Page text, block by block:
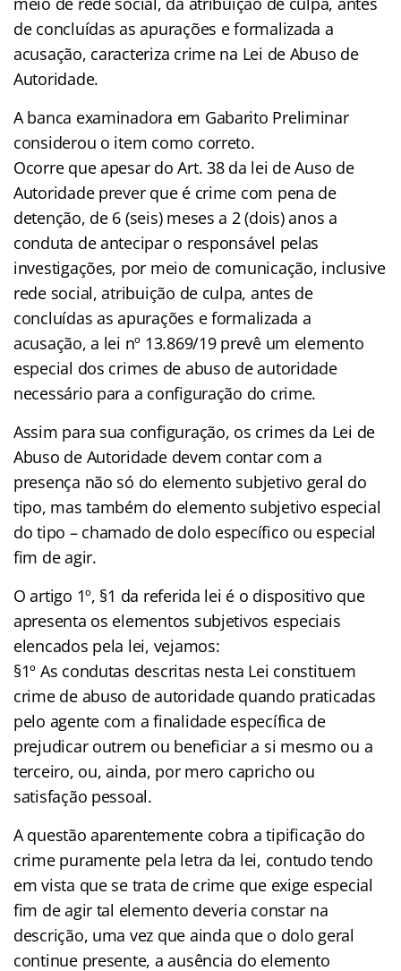
de concluídas as apurações e formalizada a
acusação, caracteriza crime na Lei de Abuso de
Autoridade.
A banca examinadora em Gabarito Preliminar
considerou o item como correto.
Ocorre que apesar do Art. 38 da lei de Auso de
Autoridade prever que é crime com pena de
detenção, de 6 (seis) meses a 2 (dois) anos a
conduta de antecipar o responsável pelas
investigações, por meio de comunicação, inclusive
rede social, atribuição de culpa, antes de
concluídas as apurações e formalizada a
acusação, a lei nº 13.869/19 prevê um elemento
especial dos crimes de abuso de autoridade
necessário para a configuração do crime.
Assim para sua configuração, os crimes da Lei de
Abuso de Autoridade devem contar com a
presença não só do elemento subjetivo geral do
tipo, mas também do elemento subjetivo especial
do tipo – chamado de dolo específico ou especial
fim de agir.
O artigo 1º, §1 da referida lei é o dispositivo que
apresenta os elementos subjetivos especiais
elencados pela lei, vejamos:
§1º As condutas descritas nesta Lei constituem
crime de abuso de autoridade quando praticadas
pelo agente com a finalidade específica de
prejudicar outrem ou beneficiar a si mesmo ou a
terceiro, ou, ainda, por mero capricho ou
satisfação pessoal.
A questão aparentemente cobra a tipificação do
crime puramente pela letra da lei, contudo tendo
em vista que se trata de crime que exige especial
fim de agir tal elemento deveria constar na
descrição, uma vez que ainda que o dolo geral
continue presente, a ausência do elemento